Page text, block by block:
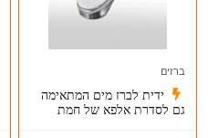
ברזים
ידית לברז מים המתאימה
גם לסדרת אלפא של חמת